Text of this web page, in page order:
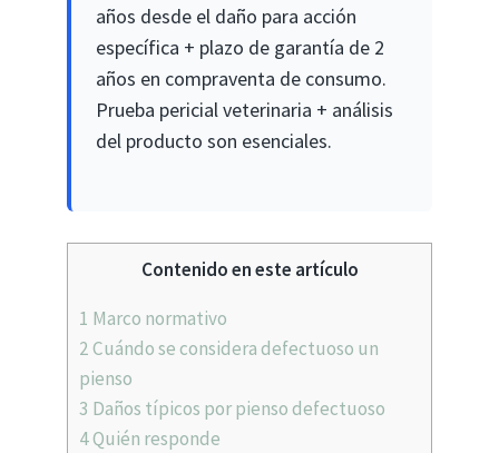
años desde el daño para acción
específica + plazo de garantía de 2
años en compraventa de consumo.
Prueba pericial veterinaria + análisis
del producto son esenciales.
Contenido en este artículo
1 Marco normativo
2Cuándo se considera defectuoso un
pienso
3 Daños típicos por pienso defectuoso
4Quién responde